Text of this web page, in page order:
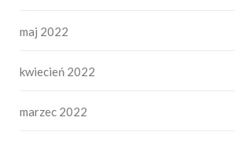
maj 2022
kwiecień 2022
marzec 2022